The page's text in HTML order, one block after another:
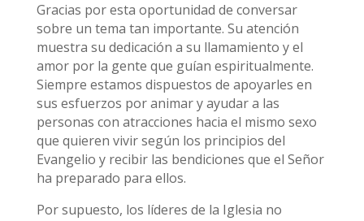
Gracias por esta oportunidad de conversar
sobre un tema tan importante. Su atención
muestra su dedicación a su llamamiento y el
amor por la gente que guían espiritualmente.
Siempre estamos dispuestos de apoyarles en
sus esfuerzos por animar y ayudar a las
personas con atracciones hacia el mismo sexo
que quieren vivir según los principios del
Evangelio y recibir las bendiciones que el Señor
ha preparado para ellos.
Por supuesto, los líderes de la Iglesia no